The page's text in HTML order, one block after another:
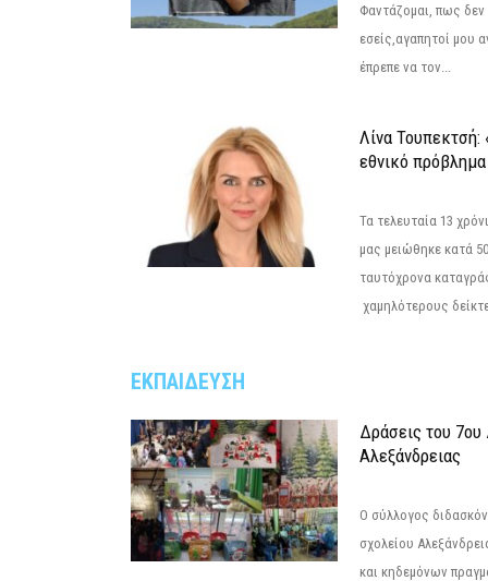
Φαντάζομαι, πως δεν
εσείς,αγαπητοί μου
έπρεπε να τον...
Λίνα Τουπεκτσή:
εθνικό πρόβλημα
Τα τελευταία 13
μας μειώθηκε κατά
ταυτόχρονα
χαμηλότερους
ΕΚΠΑΙΔΕΥΣΗ
Δράσεις του 7ου
Αλεξάνδρειας
Ο σύλλογος
σχολείου
και κηδεμόνων